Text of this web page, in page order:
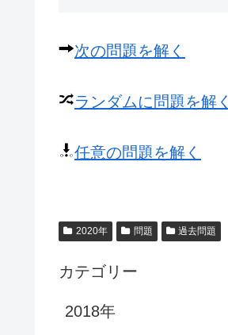
次の問題を解く
ランダムに問題を解く
任意の問題を解く
2020年 問題 過去問題
カテゴリー
2018年